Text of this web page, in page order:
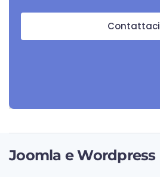
Contattaci
Joomla e Wordpress